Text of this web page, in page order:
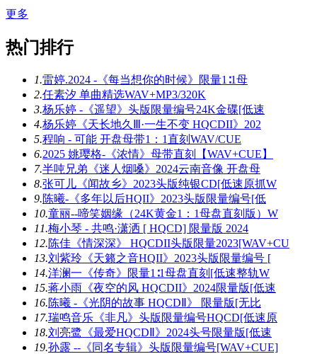
更多
热门排行
1.雷婷.2024 -《每当想你的时候》限量1∶1母
2.任素汐 单曲精选WAV+MP3/320K
3.杨乐婷 -《遥望》头版限量编号24K金碟[低速
4.杨乐婷《天长地久Ⅲ·一生不变 HQCDII》202
5.程响 - 可能 开盘母带1：1直刻WAV/CUE
6.2025 姚璎格-《浓情》母带直刻【WAV+CUE】
7.半吨兄弟《迷人烟嗓》2024云南音像 开盘母
8.张可儿《闻故乡》2023头版纯银CD[低速原抓W
9.陈曦-《多年以后HQII》2023头版限量编号[低
10.童丽--啼笑姻缘（24K黄金1：1母盘直刻版）W
11.梅小琴 - 共鸣·潇洒 [ HQCD] 限量版 2024
12.陈佳《情深深》 HQCDII头版限量2023[WAV+CU
13.刘紫玲《天籁之音HQII》2023头版限量编号 [
14.洋澜一《传奇》限量1∶1母盘直刻[低速整轨W
15.蒋小雨《夜空的风 HQCDII》2024限量版[低速
16.陈曦 -《光阴的故事 HQCDⅡ》 限量版[无比
17.瑞鸣音乐《非凡》头版限量编号HQCD[低速原
18.刘亮鹭《最爱HQCDⅡ》2024头号限量版[低速
19.孙露 --《同名专辑》头版限量编号[WAV+CUE]